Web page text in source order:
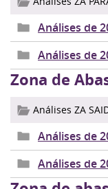
Análises de
Análises de
Zona de
Análises ZA
Análises de
Análises de